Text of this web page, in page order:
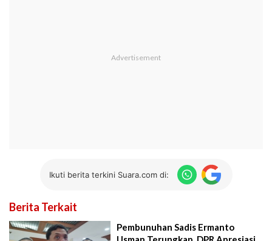
Ikuti berita terkini Suara.com di:
Berita Terkait
Pembunuhan Sadis Ermanto